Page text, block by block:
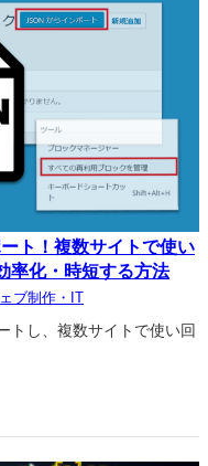
ト！複数サイトで使い
率化・時短する方法
ブ制作・IT
トし、複数サイトで使い回